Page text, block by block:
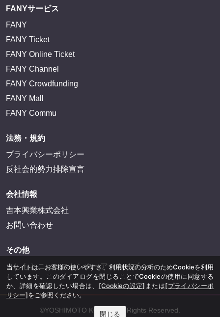
FANYサービス
FANY
FANY Ticket
FANY Online Ticket
FANY Channel
FANY Crowdfunding
FANY Mall
FANY Commu
法務・規約
プライバシーポリシー
反社会的勢力排除宣言
会社情報
吉本興業株式会社
お問い合わせ
その他
よしもとニュースセンターアーカイブ
©YOSHIMOTO KOGYO, All Rights Reserved.
当サイトは、お客様の使いやすさ、利用状況の分析のためCookieを利用
しています。このダイアログを閉じることでCookieの使用に同意する
か、詳細を確認したい場合は、 [Cookieの設定] または[プライバシーポ
リシー]をご参照ください。
閉じる